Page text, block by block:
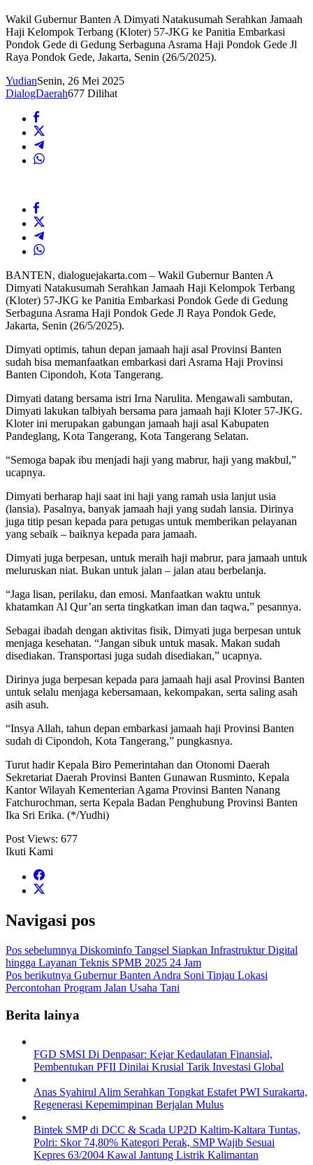
Wakil Gubernur Banten A Dimyati Natakusumah Serahkan Jamaah
Haji Kelompok Terbang (Kloter) 57-JKG ke Panitia Embarkasi
Pondok Gede di Gedung Serbaguna Asrama Haji Pondok Gede Jl
Raya Pondok Gede, Jakarta, Senin (26/5/2025).
YudianSenin, 26 Mei 2025
DialogDaerah677 Dilihat
BANTEN, dialoguejakarta.com – Wakil Gubernur Banten A
Dimyati Natakusumah Serahkan Jamaah Haji Kelompok Terbang
(Kloter) 57-JKG ke Panitia Embarkasi Pondok Gede di Gedung
Serbaguna Asrama Haji Pondok Gede Jl Raya Pondok Gede,
Jakarta, Senin (26/5/2025).
Dimyati optimis, tahun depan jamaah haji asal Provinsi Banten
sudah bisa memanfaatkan embarkasi dari Asrama Haji Provinsi
Banten Cipondoh, Kota Tangerang.
Dimyati datang bersama istri Irna Narulita. Mengawali sambutan,
Dimyati lakukan talbiyah bersama para jamaah haji Kloter 57-JKG.
Kloter ini merupakan gabungan jamaah haji asal Kabupaten
Pandeglang, Kota Tangerang, Kota Tangerang Selatan.
“Semoga bapak ibu menjadi haji yang mabrur, haji yang makbul,”
ucapnya.
Dimyati berharap haji saat ini haji yang ramah usia lanjut usia
(lansia). Pasalnya, banyak jamaah haji yang sudah lansia. Dirinya
juga titip pesan kepada para petugas untuk memberikan pelayanan
yang sebaik – baiknya kepada para jamaah.
Dimyati juga berpesan, untuk meraih haji mabrur, para jamaah untuk
meluruskan niat. Bukan untuk jalan – jalan atau berbelanja.
“Jaga lisan, perilaku, dan emosi. Manfaatkan waktu untuk
khatamkan Al Qur’an serta tingkatkan iman dan taqwa,” pesannya.
Sebagai ibadah dengan aktivitas fisik, Dimyati juga berpesan untuk
menjaga kesehatan. “Jangan sibuk untuk masak. Makan sudah
disediakan. Transportasi juga sudah disediakan,” ucapnya.
Dirinya juga berpesan kepada para jamaah haji asal Provinsi Banten
untuk selalu menjaga kebersamaan, kekompakan, serta saling asah
asih asuh.
“Insya Allah, tahun depan embarkasi jamaah haji Provinsi Banten
sudah di Cipondoh, Kota Tangerang,” pungkasnya.
Turut hadir Kepala Biro Pemerintahan dan Otonomi Daerah
Sekretariat Daerah Provinsi Banten Gunawan Rusminto, Kepala
Kantor Wilayah Kementerian Agama Provinsi Banten Nanang
Fatchurochman, serta Kepala Badan Penghubung Provinsi Banten
Ika Sri Erika. (*/Yudhi)
Post Views: 677
Ikuti Kami
Navigasi pos
Pos sebelumnya Diskominfo Tangsel Siapkan Infrastruktur Digital
hingga Layanan Teknis SPMB 2025 24 Jam
Pos berikutnya Gubernur Banten Andra Soni Tinjau Lokasi
Percontohan Program Jalan Usaha Tani
Berita lainya
FGD SMSI Di Denpasar: Kejar Kedaulatan Finansial,
Pembentukan PFII Dinilai Krusial Tarik Investasi Global
Anas Syahirul Alim Serahkan Tongkat Estafet PWI Surakarta,
Regenerasi Kepemimpinan Berjalan Mulus
Bintek SMP di DCC & Scada UP2D Kaltim-Kaltara Tuntas,
Polri: Skor 74,80% Kategori Perak, SMP Wajib Sesuai
Kepres 63/2004 Kawal Jantung Listrik Kalimantan